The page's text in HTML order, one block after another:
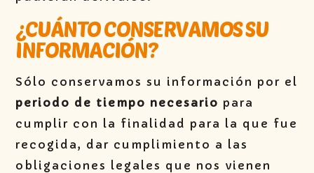
¿CUÁNTO CONSERVAMOS SU
INFORMACIÓN?
Sólo conservamos su información por el
periodo de tiempo necesario para
cumplir con la finalidad para la que fue
recogida, dar cumplimiento a las
obligaciones legales que nos vienen